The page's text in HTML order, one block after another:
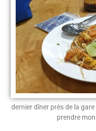
dernier dîner près de la
prendre